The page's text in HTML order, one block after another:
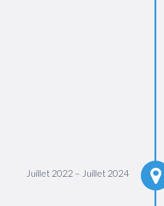
Juillet 2022 – Juillet 2024